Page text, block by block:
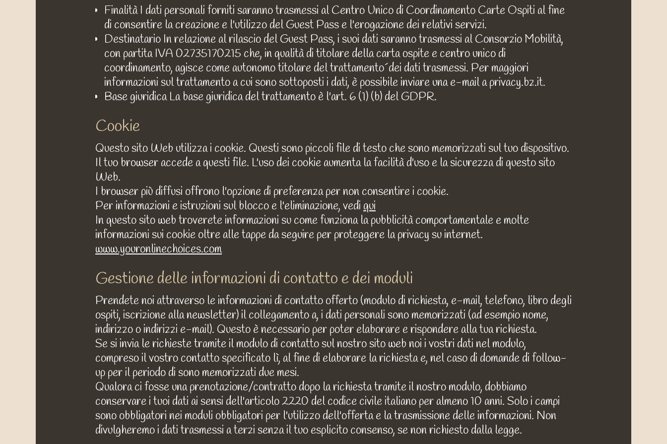
Finalità I dati personali forniti saranno trasmessi al Centro Unico di Coordinamento Carte Ospiti al fine
di consentire la creazione e l'utilizzo del Guest Pass e l'erogazione dei relativi servizi.
Destinatario In relazione al rilascio del Guest Pass, i suoi dati saranno trasmessi al Consorzio Mobilità,
con partita IVA 02735170215 che, in qualità di titolare della carta ospite e centro unico di
coordinamento, agisce come autonomo titolare del trattamento´dei dati trasmessi. Per maggiori
informazioni sul trattamento a cui sono sottoposti i dati, è possibile inviare una e-mail a privacy.bz.it.
Base giuridica La base giuridica del trattamento è l'art. 6 (1) (b) del GDPR.
Cookie
Questo sito Web utilizza i cookie. Questi sono piccoli file di testo che sono memorizzati sul tuo dispositivo.
Il tuo browser accede a questi file. L'uso dei cookie aumenta la facilità d'uso e la sicurezza di questo sito
Web.
I browser più diffusi offrono l'opzione di preferenza per non consentire i cookie.
Per informazioni e istruzioni sul blocco e l'eliminazione, vedi qui
In questo sito web troverete informazioni su come funziona la pubblicità comportamentale e molte
informazioni sui cookie oltre alle tappe da seguire per proteggere la privacy su internet.
www.youronlinechoices.com
Gestione delle informazioni di contatto e dei moduli
Prendete noi attraverso le informazioni di contatto offerto (modulo di richiesta, e-mail, telefono, libro degli
ospiti, iscrizione alla newsletter) il collegamento a, i dati personali sono memorizzati (ad esempio nome,
indirizzo o indirizzi e-mail). Questo è necessario per poter elaborare e rispondere alla tua richiesta.
Se si invia le richieste tramite il modulo di contatto sul nostro sito web noi i vostri dati nel modulo,
compreso il vostro contatto specificato lì, al fine di elaborare la richiesta e, nel caso di domande di follow-
up per il periodo di sono memorizzati due mesi.
Qualora ci fosse una prenotazione/contratto dopo la richiesta tramite il nostro modulo, dobbiamo
conservare i tuoi dati ai sensi dell'articolo 2220 del codice civile italiano per almeno 10 anni. Solo i campi
sono obbligatori nei moduli obbligatori per l'utilizzo dell'offerta e la trasmissione delle informazioni. Non
divulgheremo i dati trasmessi a terzi senza il tuo esplicito consenso, se non richiesto dalla legge.